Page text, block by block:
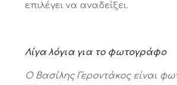
επιλέγει να αναδείξει.
Λίγα λόγια για το φωτογράφο
Ο Βασίλης Γεροντάκος είναι